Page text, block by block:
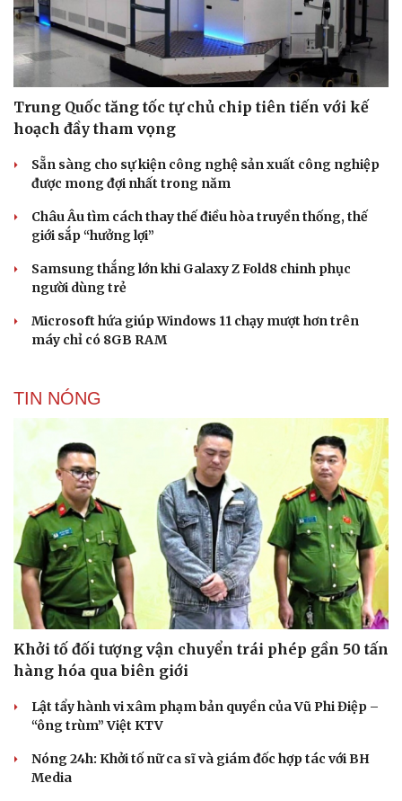
Trung Quốc tăng tốc tự chủ chip tiên tiến với kế
hoạch đầy tham vọng
Sẵn sàng cho sự kiện công nghệ sản xuất công nghiệp
được mong đợi nhất trong năm
Châu Âu tìm cách thay thế điều hòa truyền thống, thế
giới sắp “hưởng lợi”
Samsung thắng lớn khi Galaxy Z Fold8 chinh phục
người dùng trẻ
Microsoft hứa giúp Windows 11 chạy mượt hơn trên
máy chỉ có 8GB RAM
TIN NÓNG
Khởi tố đối tượng vận chuyển trái phép gần 50 tấn
hàng hóa qua biên giới
Lật tẩy hành vi xâm phạm bản quyền của Vũ Phi Điệp –
“ông trùm” Việt KTV
Nóng 24h: Khởi tố nữ ca sĩ và giám đốc hợp tác với BH
Media